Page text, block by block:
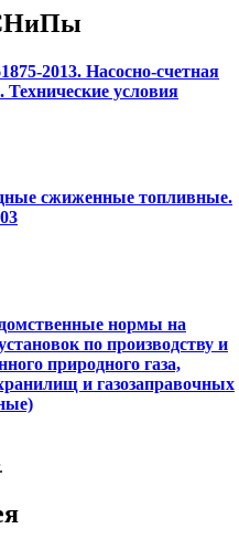
2013. Насосно-счетная
Технические условия
сжиженные топливные.
нормы на
по производству и
природного газа,
и газозаправочных